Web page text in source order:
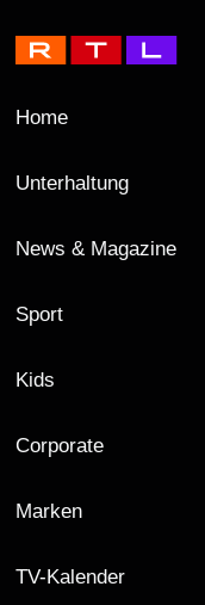
Home
Unterhaltung
News & Magazine
Sport
Kids
Corporate
Marken
TV-Kalender